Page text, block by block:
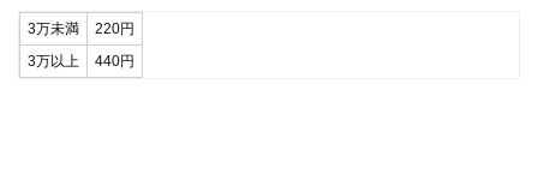
3万未満
220円
3万以上
440円